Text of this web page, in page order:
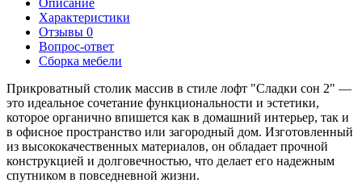
Характеристики
Отзывы 0
Вопрос-ответ
Сборка мебели
Прикроватный столик массив в стиле лофт "Сладки сон 2" —
это идеальное сочетание функциональности и эстетики,
которое органично впишется как в домашний интерьер, так и
в офисное пространство или загородный дом. Изготовленный
из высококачественных материалов, он обладает прочной
конструкцией и долговечностью, что делает его надежным
спутником в повседневной жизни.